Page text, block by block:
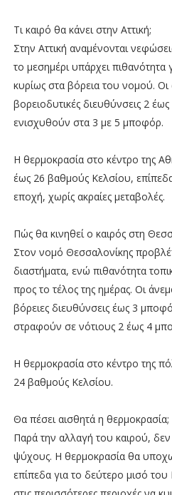
Τι καιρό θα κάνει στην Αττική;
Στην Αττική αναμένονται
το μεσημέρι υπάρχει πιθανότητα
κυρίως στα βόρεια του νομού.
βορειοδυτικές διευθύνσεις 2
ενισχυθούν στα 3 με 5 μποφόρ.
Η θερμοκρασία στο κέντρο της
έως 26 βαθμούς Κελσίου,
εποχή, χωρίς ακραίες μεταβολές.
Πώς θα κινηθεί ο καιρός στη
Στον νομό Θεσσαλονίκης
διαστήματα, ενώ πιθανότητα
προς το τέλος της ημέρας. Οι
βόρειες διευθύνσεις έως 3
στραφούν σε νότιους 2 έως 4
Η θερμοκρασία στο κέντρο της
24 βαθμούς Κελσίου.
Θα πέσει αισθητά η θερμοκρασία;
Παρά την αλλαγή του καιρού,
ψύχους. Η θερμοκρασία θα
επίπεδα για το δεύτερο μισό του